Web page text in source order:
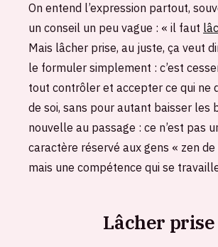
On entend l’expression partout,
un conseil un peu vague : « il faut
Mais lâcher prise, au juste, ça veut
le formuler simplement : c’est
tout contrôler et accepter ce qui ne
de soi, sans pour autant baisser les
nouvelle au passage : ce n’est pas
caractère réservé aux gens « zen de
mais une compétence qui se
Lâcher prise